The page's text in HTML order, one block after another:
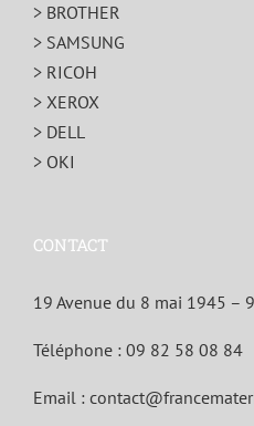
> BROTHER
> SAMSUNG
> RICOH
> XEROX
> DELL
> OKI
CONTACT
19 Avenue du 8 mai 1945 –
Téléphone : 09 82 58 08 84
Email :